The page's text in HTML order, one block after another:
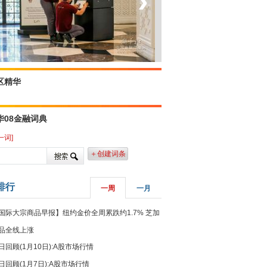
宾：防疫降级
精华
08金融词典
词]
＋创建词条
行 一周 一月
际大宗商品早报】纽约金价全周累跌约1.7% 芝加
全线上涨
回顾(1月10日):A股市场行情
回顾(1月7日):A股市场行情